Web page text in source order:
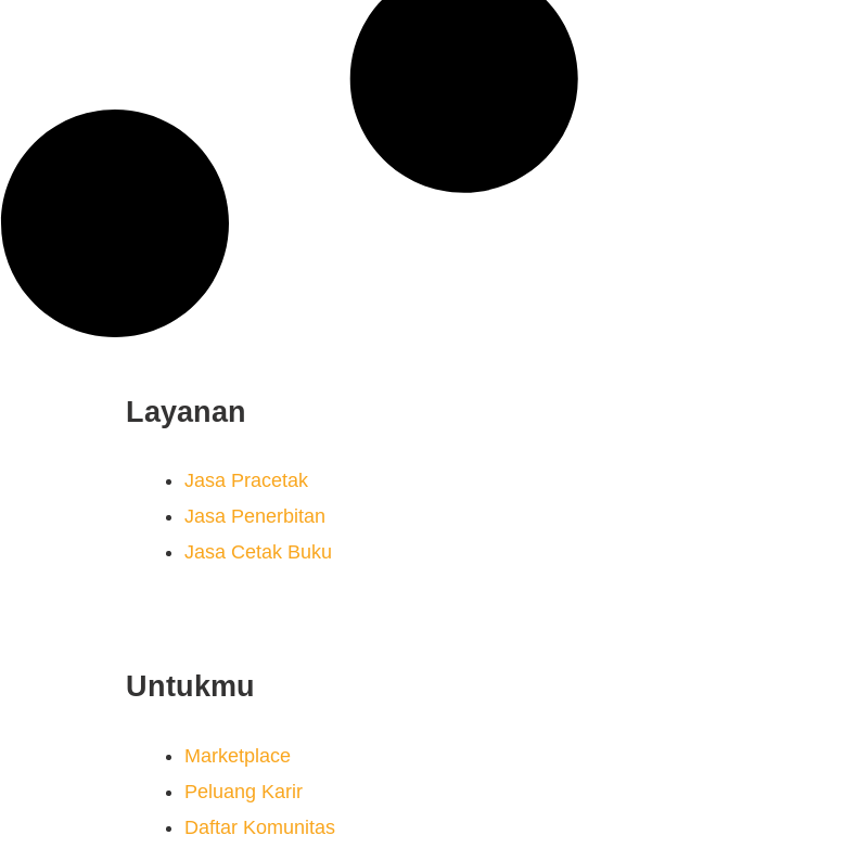
Layanan
Jasa Pracetak
Jasa Penerbitan
Jasa Cetak Buku
Untukmu
Marketplace
Peluang Karir
Daftar Komunitas